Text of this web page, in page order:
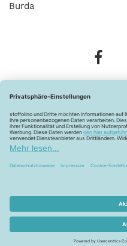
Burda
Widerrufsbelehrung
Barrierefreiheitserklärung